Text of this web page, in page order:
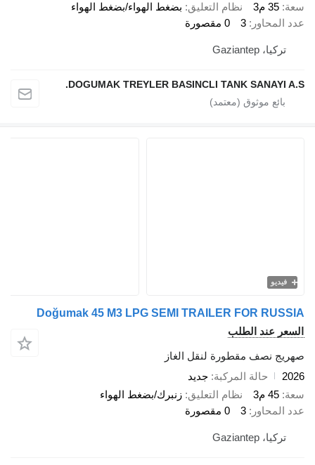
سعة 35 م3 نظام التعليق بضغط الهواء/بضغط الهواء
عدد المحاور
3 0 مقصورة
تركيا، Gaziantep
DOGUMAK TREYLER BASINCLI TANK SANAYI A.S.
فيديو
Doğumak 45 M3 LPG SEMI TRAILER FOR RUSSIA
السعر عند الطلب
صهريج نصف مقطورة لنقل الغاز
2026
حالة المركبة جديد
سعة 45 م3 نظام التعليق زنبرك/بضغط الهواء
عدد المحاور
3 0 مقصورة
تركيا، Gaziantep